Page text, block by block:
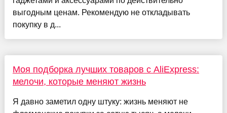
выгодным ценам. Рекомендую не откладывать
покупку в д...
Моя подборка лучших товаров с AliExpress:
мелочи, которые меняют жизнь
Я давно заметил одну штуку: жизнь меняют не